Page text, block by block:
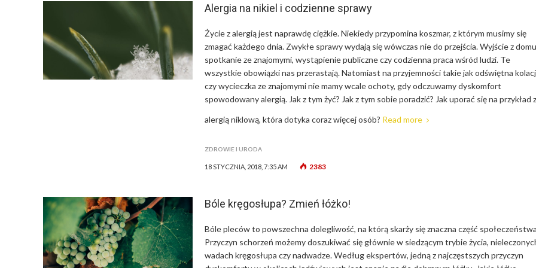
Alergia na nikiel i codzienne sprawy
Życie z alergią jest naprawdę ciężkie. Niekiedy przypomina koszmar, z którym musimy się
zmagać każdego dnia. Zwykłe sprawy wydają się wówczas nie do przejścia. Wyjście z
spotkanie ze znajomymi, wystąpienie publiczne czy codzienna praca wśród ludzi. Te
wszystkie obowiązki nas przerastają. Natomiast na przyjemności takie jak odświętna
czy wycieczka ze znajomymi nie mamy wcale ochoty, gdy odczuwamy dyskomfort
spowodowany alergią. Jak z tym żyć? Jak z tym sobie poradzić? Jak uporać się na przykład z
alergią niklową, która dotyka coraz więcej osób? Read more
ZDROWIE I URODA
18 STYCZNIA, 2018, 7:35 AM 2383
Bóle kręgosłupa? Zmień łóżko!
Bóle pleców to powszechna dolegliwość, na którą skarży się znaczna część
Przyczyn schorzeń możemy doszukiwać się głównie w siedzącym trybie życia,
wadach kręgosłupa czy nadwadze. Według ekspertów, jedną z najczęstszych przyczyn